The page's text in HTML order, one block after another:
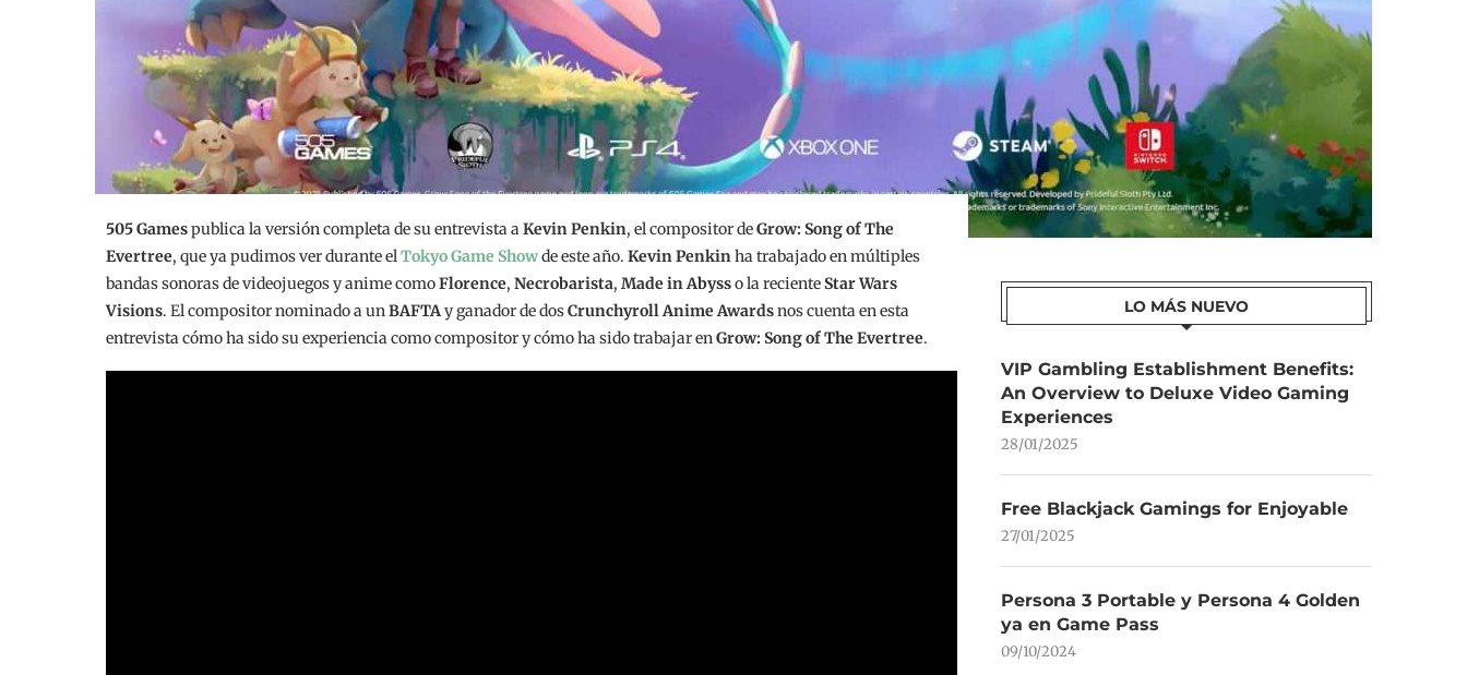
505 Gamespublica la versión completa de su entrevista aKevin Penkin, el compositor deGrow: Song of The
Evertree, que ya pudimos ver durante elTokyo Game Showde este año. Kevin Penkinha trabajado en múltiples
bandas sonoras de videojuegos y anime comoFlorence, Necrobarista, Made in Abysso la recienteStar Wars
Visions. El compositor nominado a unBAFTAy ganador de dosCrunchyroll Anime Awardsnos cuenta en esta
entrevista cómo ha sido su experiencia como compositor y cómo ha sido trabajar enGrow: Song of The Evertree.
LO MÁS NUEVO
VIP Gambling Establishment Benefits:
An Overview to Deluxe Video Gaming
Experiences
28/01/2025
Free Blackjack Gamings for Enjoyable
27/01/2025
Persona 3 Portable y Persona 4 Golden
ya en Game Pass
09/10/2024